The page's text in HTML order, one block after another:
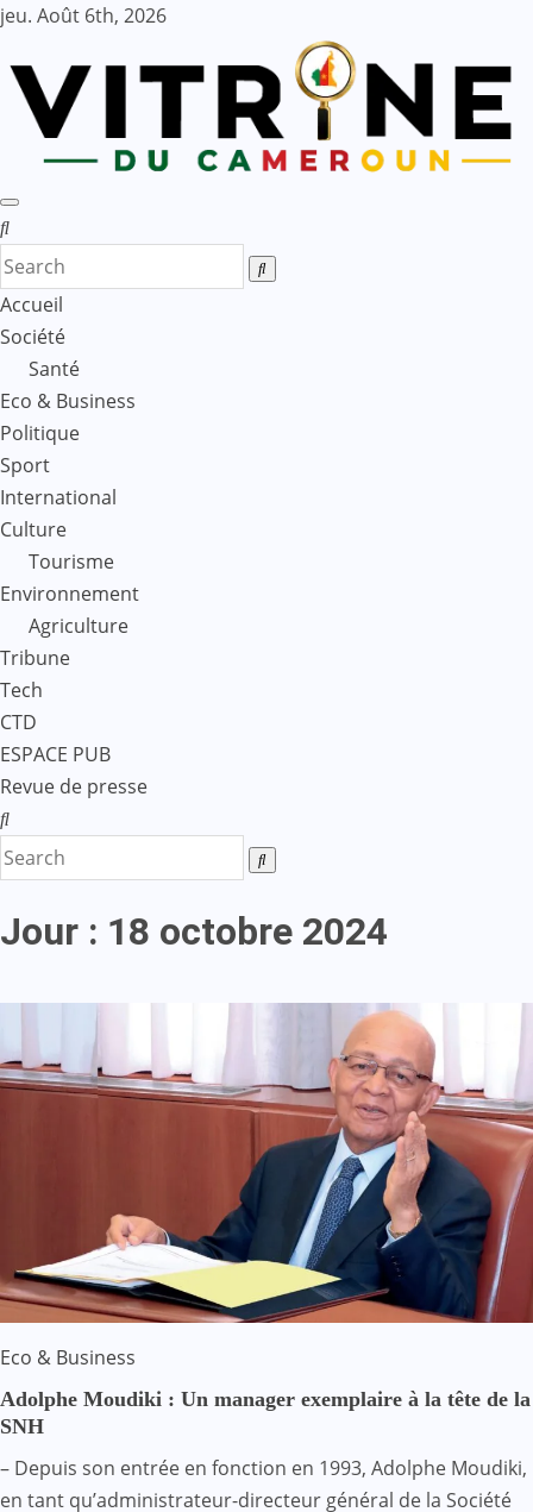
Skip
content
jeu. Août 6th, 2026
Accueil
Société
Santé
Eco & Business
Politique
Sport
International
Culture
Tourisme
Environnement
Agriculture
Tribune
Tech
CTD
ESPACE PUB
Revue de presse
Jour : 18 octobre 2024
Eco & Business
Adolphe Moudiki : Un manager exemplaire à la tête de la
SNH
– Depuis son entrée en fonction en 1993, Adolphe Moudiki,
en tant qu’administrateur-directeur général de la Société